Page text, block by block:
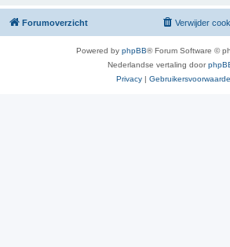
Forumoverzicht Verwijder
Powered by phpBB® Forum Software ©
Nederlandse vertaling door
Privacy |